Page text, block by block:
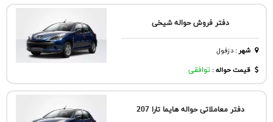
دفتر فروش حواله شیخی
شهر:دزفول
قیمت حواله : توافقی
دفتر معاملاتی حواله هایما تارا 207